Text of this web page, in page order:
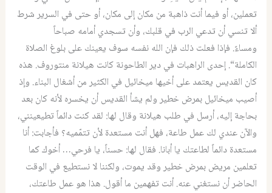
تعملين، أو فيما أنت ذاهبة من مكان إلى مكان، أو حتى في السرير شرط
ألا تنسي أن تدعي الرب في قلبك، وأن تسجدي أمامه صباحاً
ومساءً. فإذا فعلت ذلك فإن الله نفسه سوف يعينك على بلوغ الصلاة
الكاملة“.إحدى الراهبات في دير الطاحونة كانت هيلانة منتوروف. هذه
كان القديس يعتمد على أخيها ميخائيل في الكثير من أشغال البناء. وإذ
أصيب ميخائيل بمرض خطير ولم يشأ القديس أن يخسره لأنه كان بعد
بحاجة إليه، أرسل في طلب هيلانة وقال لها: لقد كنت دائماً تطيعينني،
والآن عندي لك عمل طاعة، فهل أنت مستعدة لأن تتمّميه؟ فأجابت:أنا
مستعدة دائماً لطاعتك يا أبانا. فقال لها:حسناً، يا فرحي…أخوك كما
تعلمين مريض بمرض خطير وقد يموت، ولكننا لا نستطيع في الوقت
الحاضر أن نستغني عنه.أنت تفهمين ما أقول. هذا هو عمل طاعتك،